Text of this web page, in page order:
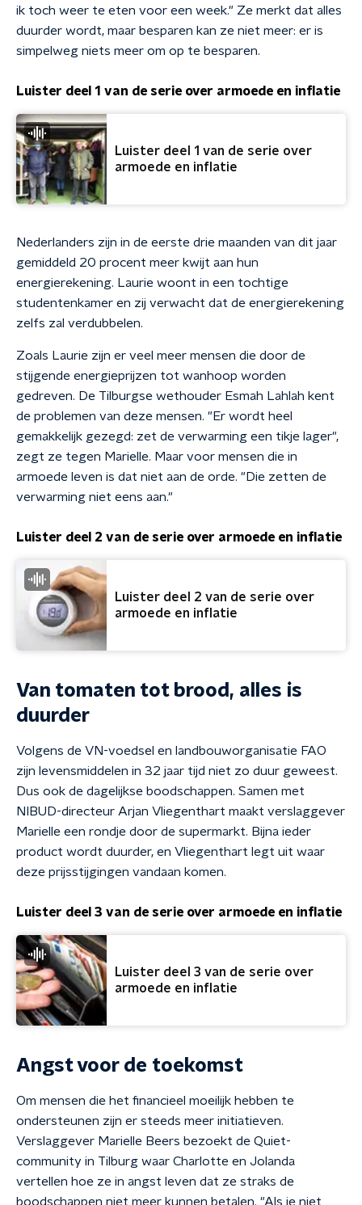
ik toch weer te eten voor een week." Ze merkt dat alles
duurder wordt, maar besparen kan ze niet meer: er is
simpelweg niets meer om op te besparen.
Luister deel 1 van de serie over armoede en inflatie
Luister deel 1 van de serie over
armoede en inflatie
Nederlanders zijn in de eerste drie maanden van dit jaar
gemiddeld 20 procent meer kwijt aan hun
energierekening. Laurie woont in een tochtige
studentenkamer en zij verwacht dat de energierekening
zelfs zal verdubbelen.
Zoals Laurie zijn er veel meer mensen die door de
stijgende energieprijzen tot wanhoop worden
gedreven. De Tilburgse wethouder Esmah Lahlah kent
de problemen van deze mensen. "Er wordt heel
gemakkelijk gezegd: zet de verwarming een tikje lager",
zegt ze tegen Marielle. Maar voor mensen die in
armoede leven is dat niet aan de orde. "Die zetten de
verwarming niet eens aan."
Luister deel 2 van de serie over armoede en inflatie
Luister deel 2 van de serie over
armoede en inflatie
Van tomaten tot brood, alles is
duurder
Volgens de VN-voedsel en landbouworganisatie FAO
zijn levensmiddelen in 32 jaar tijd niet zo duur geweest.
Dus ook de dagelijkse boodschappen. Samen met
NIBUD-directeur Arjan Vliegenthart maakt verslaggever
Marielle een rondje door de supermarkt. Bijna ieder
product wordt duurder, en Vliegenthart legt uit waar
deze prijsstijgingen vandaan komen.
Luister deel 3 van de serie over armoede en inflatie
Luister deel 3 van de serie over
armoede en inflatie
Angst voor de toekomst
Om mensen die het financieel moeilijk hebben te
ondersteunen zijn er steeds meer initiatieven.
Verslaggever Marielle Beers bezoekt de Quiet-
community in Tilburg waar Charlotte en Jolanda
vertellen hoe ze in angst leven dat ze straks de
boodschappen niet meer kunnen betalen. "Als je niet